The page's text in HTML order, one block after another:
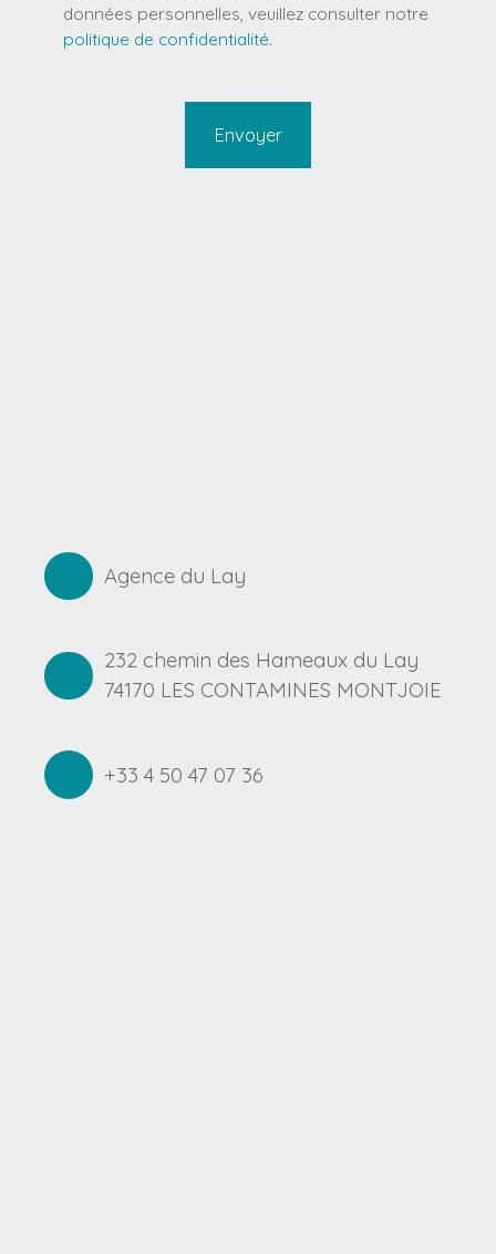
données personnelles, veuillez consulter notre
politique de confidentialité.
Envoyer
Agence du Lay
232 chemin des Hameaux du Lay
74170 LES CONTAMINES MONTJOIE
+33 4 50 47 07 36